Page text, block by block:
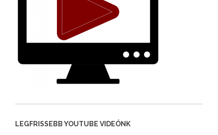
LEGFRISSEBB YOUTUBE VIDEÓNK